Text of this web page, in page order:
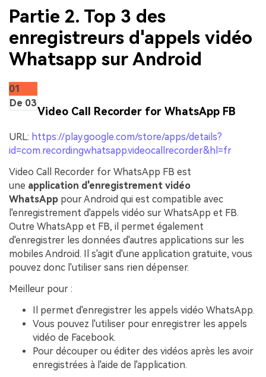
Partie 2. Top 3 des
enregistreurs d'appels vidéo
Whatsapp sur Android
01
De 03
Video Call Recorder for WhatsApp FB
URL: https://play.google.com/store/apps/details?
id=com.recordingwhatsapp.videocallrecorder&hl=fr
Video Call Recorder for WhatsApp FB est
une application d'enregistrement vidéo
WhatsApp pour Android qui est compatible avec
l'enregistrement d'appels vidéo sur WhatsApp et FB.
Outre WhatsApp et FB, il permet également
d'enregistrer les données d'autres applications sur les
mobiles Android. Il s'agit d'une application gratuite, vous
pouvez donc l'utiliser sans rien dépenser.
Meilleur pour :
Il permet d'enregistrer les appels vidéo WhatsApp.
Vous pouvez l'utiliser pour enregistrer les appels
vidéo de Facebook.
Pour découper ou éditer des vidéos après les avoir
enregistrées à l'aide de l'application.